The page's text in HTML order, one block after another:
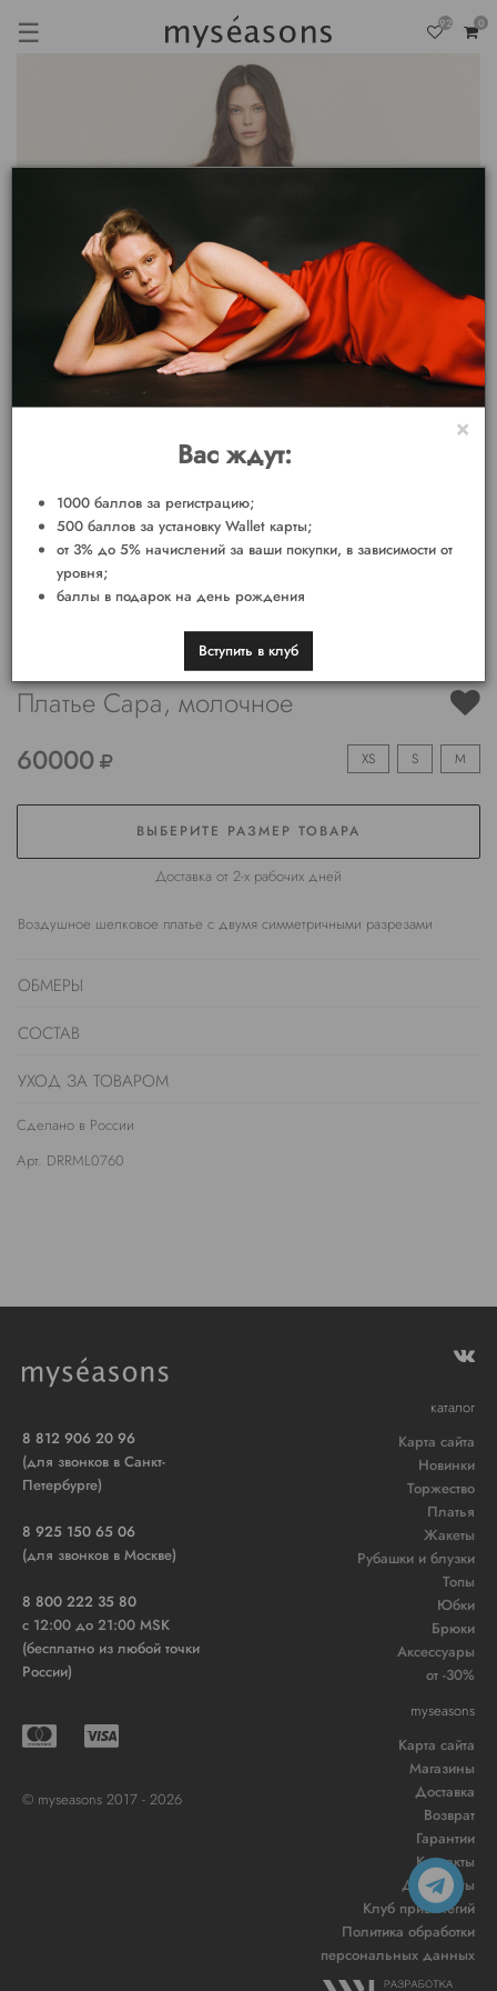
☰ 92 0
Платье Сара, молочное
60000 XS S M
ВЫБЕРИТЕ РАЗМЕР ТОВАРА
Доставка от 2-х рабочих дней
Воздушное шелковое платье с двумя симметричными разрезами
ОБМЕРЫ
СОСТАВ
УХОД ЗА ТОВАРОМ
Сделано в России
Арт. DRRML0760
8 812 906 20 96
(для звонков в Санкт-
Петербурге)
8 925 150 65 06
(для звонков в Москве)
8 800 222 35 80
c 12:00 до 21:00 MSK
(бесплатно из любой точки
России)
© myseasons 2017 - 2026
каталог
Карта сайта
Новинки
Торжество
Платья
Жакеты
Рубашки и блузки
Топы
Юбки
Брюки
Аксессуары
от -30%
myseasons
Карта сайта
Магазины
Доставка
Возврат
Гарантии
Контакты
Документы
Клуб привилегий
Политика обработки
персональных данных
×
Вас ждут:
1000 баллов за регистрацию;
500 баллов за установку Wallet карты;
от 3% до 5% начислений за ваши покупки, в зависимости от
уровня;
баллы в подарок на день рождения
Вступить в клуб